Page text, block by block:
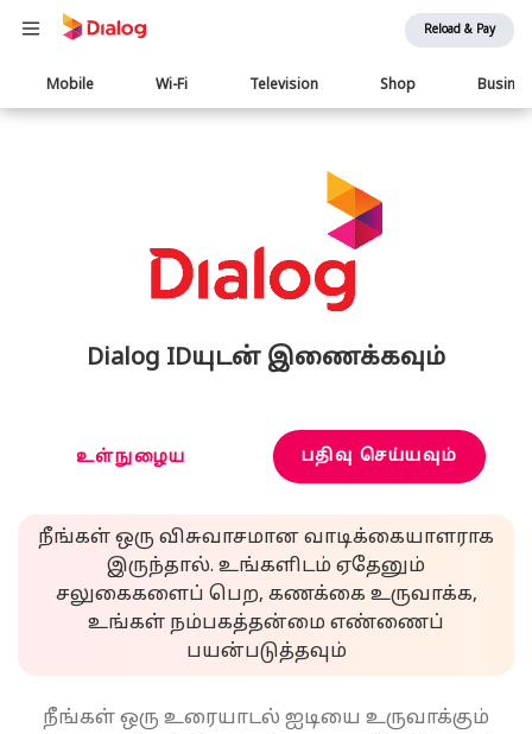
Reload & Pay
Main
navigation
Mobile Wi-Fi Television Shop
Dialog IDயுடன் இணைக்கவும்
உள்நுழைய பதிவு செய்யவும்
நீங்கள் ஒரு விசுவாசமான வாடிக்கையாளராக
இருந்தால். உங்களிடம் ஏதேனும்
சலுகைகளைப் பெற, கணக்கை உருவாக்க,
உங்கள் நம்பகத்தன்மை எண்ணைப்
பயன்படுத்தவும்
நீங்கள் ஒரு உரையாடல் ஐடியை உருவாக்கும்